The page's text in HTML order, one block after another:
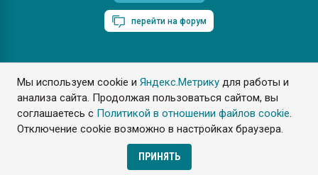
Мы используем cookie иЯндекс.Метрику для работы и
анализа сайта. Продолжая пользоваться сайтом, вы
соглашаетесь с Политикой в отношении файлов cookie.
Отключение cookie возможно в настройках браузера.
ПРИНЯТЬ
перейти на форум
ПластЭксперт © 2006. Все права защищены
Разрешается копирование материалов сайта с обязательной
ссылкой на www.e-plastic.ru
Разработка сайта